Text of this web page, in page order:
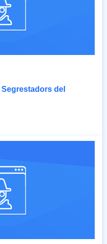
Segrestadors del